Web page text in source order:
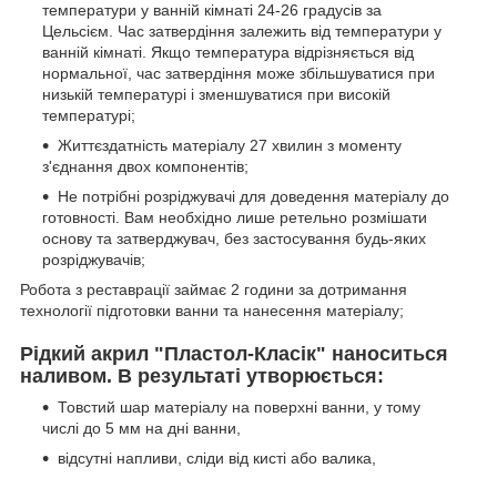
температури у ванній кімнаті 24-26 градусів за
Цельсієм. Час затвердіння залежить від температури у
ванній кімнаті. Якщо температура відрізняється від
нормальної, час затвердіння може збільшуватися при
низькій температурі і зменшуватися при високій
температурі;
Життєздатність матеріалу 27 хвилин з моменту
з'єднання двох компонентів;
Не потрібні розріджувачі для доведення матеріалу до
готовності. Вам необхідно лише ретельно розмішати
основу та затверджувач, без застосування будь-яких
розріджувачів;
Робота з реставрації займає 2 години за дотримання
технології підготовки ванни та нанесення матеріалу;
Рідкий акрил "Пластол-Класік" наноситься
наливом. В результаті утворюється:
Товстий шар матеріалу на поверхні ванни, у тому
числі до 5 мм на дні ванни,
відсутні напливи, сліди від кисті або валика,